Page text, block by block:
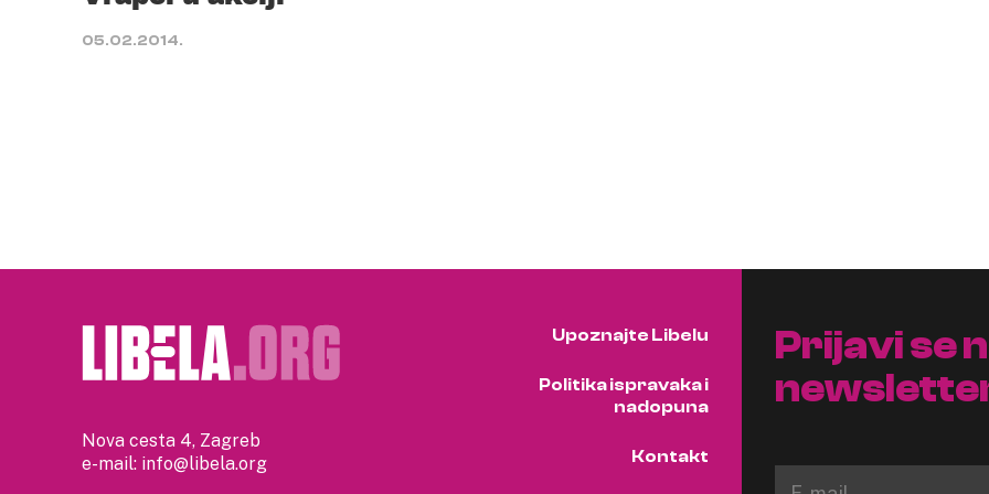
05.02.2014.
Nova cesta 4, Zagreb
e-mail: info@libela.org
Upoznajte Libelu
Politika ispravaka i
nadopuna
Kontakt
Prijavi se